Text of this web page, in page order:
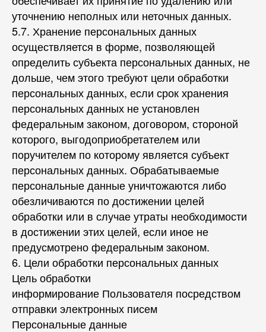
уточнению неполных или неточных данных.
5.7. Хранение персональных данных
осуществляется в форме, позволяющей
определить субъекта персональных данных, не
дольше, чем этого требуют цели обработки
персональных данных, если срок хранения
персональных данных не установлен
федеральным законом, договором, стороной
которого, выгодоприобретателем или
поручителем по которому является субъект
персональных данных. Обрабатываемые
персональные данные уничтожаются либо
обезличиваются по достижении целей
обработки или в случае утраты необходимости
в достижении этих целей, если иное не
предусмотрено федеральным законом.
6. Цели обработки персональных данных
Цель обработки
информирование Пользователя посредством
отправки электронных писем
Персональные данные